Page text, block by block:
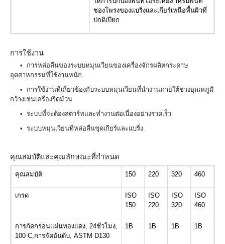
ช่องโพรงของแบริ่งและเกียร์เหนือพื้นผิวที่
ปกติเปียก
การใช้งาน
• การหล่อลื่นของระบบหมุนเวียนของเครื่องจักรผลิตกระดาษ
อุตสาหกรรมที่ใช้งานหนัก
• การใช้งานที่เกี่ยวข้องกับระบบหมุนเวียนที่นำงานภายใต้ช่วงอุณหภูมิ
กว้างเช่นเครื่องรีดม้วน
• ระบบที่จะต้องสตาร์ทและทำงานต่อเนื่องอย่างรวดเร็ว
• ระบบหมุนเวียนที่หล่อลื่นชุดเกียร์และแบริ่ง
คุณสมบัติและคุณลักษณะที่กำหนด
คุณสมบัติ 150 220 320 460
เกรด
ISO
150
ISO
220
ISO
320
ISO
460
การกัดกร่อนแผ่นทองแดง, 24ชั่วโมง,
100 C, การจัดอันดับ, ASTM D130
1B 1B 1B 1B